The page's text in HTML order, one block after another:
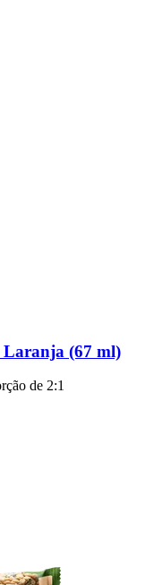
Laranja (67 ml)
de 2:1